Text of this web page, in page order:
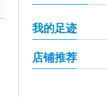
我的足迹
店铺推荐